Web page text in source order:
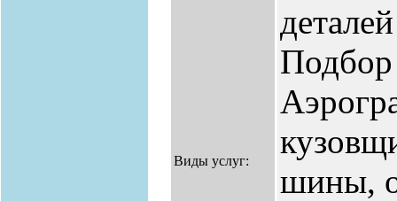
Виды услуг:
Подбор
шины,